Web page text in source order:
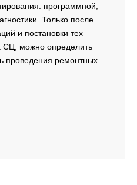
программной,
Только после
и постановки тех
СЦ, можно определить
проведения ремонтных